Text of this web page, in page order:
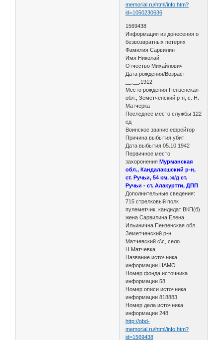
memorial.ru/html/info.htm?
id=1050230636
1569438
Информация из донесения о
безвозвратных потерях
Фамилия Сарвилин
Имя Николай
Отчество Михайлович
Дата рождения/Возраст
__.__.1912
Место рождения Пензенская
обл., Земетченский р-н, с. Н.-
Матчерка
Последнее место службы 122
сд
Воинское звание ефрейтор
Причина выбытия убит
Дата выбытия 05.10.1942
Первичное место
захороненияМурманская
обл., Кандалакшский р-н,
ст. Ручьи, 54 км, ж/д ст.
Ручьи - ст. Алакуртти, ДПП
Дополнительные сведения:
715 стрелковый полк
пулеметчик, кандидат ВКП(б)
жена Сарвилина Елена
Ильинична Пензенская обл.
Земетченский р-н
Матчевский с\с, село
Н.Матчевка
Название источника
информации ЦАМО
Номер фонда источника
информации 58
Номер описи источника
информации 818883
Номер дела источника
информации 248
http://obd-
memorial.ru/html/info.htm?
id=1569438